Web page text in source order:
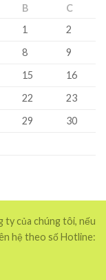
B
C
1
2
8
9
15
16
22
23
29
30
ty của chúng tôi, nếu
hệ theo số Hotline: